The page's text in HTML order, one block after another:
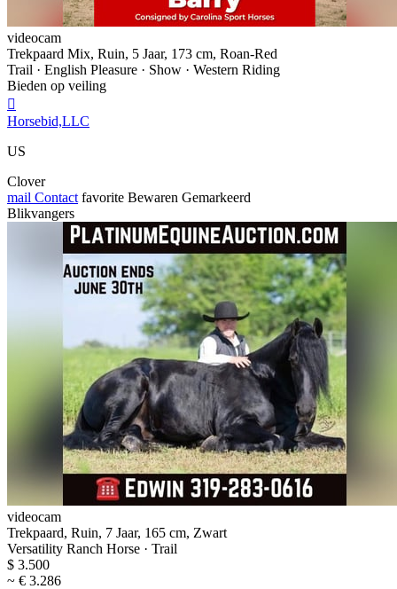
videocam
Trekpaard Mix, Ruin, 5 Jaar, 173 cm, Roan-Red
Trail · English Pleasure · Show · Western Riding
Bieden op veiling

Horsebid,LLC
US
Clover
mail Contact favorite Bewaren Gemarkeerd
Blikvangers
videocam
Trekpaard, Ruin, 7 Jaar, 165 cm, Zwart
Versatility Ranch Horse · Trail
$ 3.500
~ € 3.286